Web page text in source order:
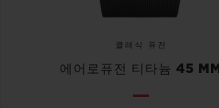
클래식 퓨전
에어로퓨전 티타늄 45 MM